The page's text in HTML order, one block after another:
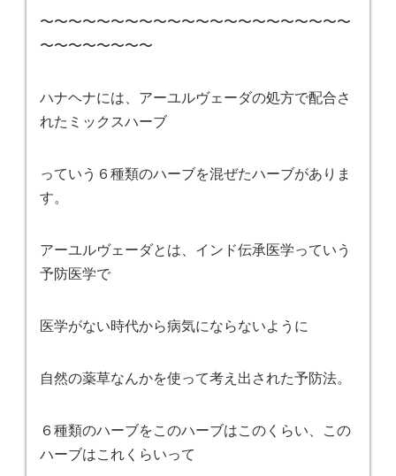
〜〜〜〜〜〜〜〜〜〜〜〜〜〜〜〜〜〜〜〜〜〜
〜〜〜〜〜〜〜〜
ハナヘナには、アーユルヴェーダの処方で配合さ
れたミックスハーブ
っていう６種類のハーブを混ぜたハーブがありま
す。
アーユルヴェーダとは、インド伝承医学っていう
予防医学で
医学がない時代から病気にならないように
自然の薬草なんかを使って考え出された予防法。
６種類のハーブをこのハーブはこのくらい、この
ハーブはこれくらいって